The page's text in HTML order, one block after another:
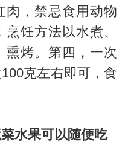
肉，禁忌食用动物
饪方法以水煮、
熏烤。第四，一次
克左右即可，食
水果可以随便吃